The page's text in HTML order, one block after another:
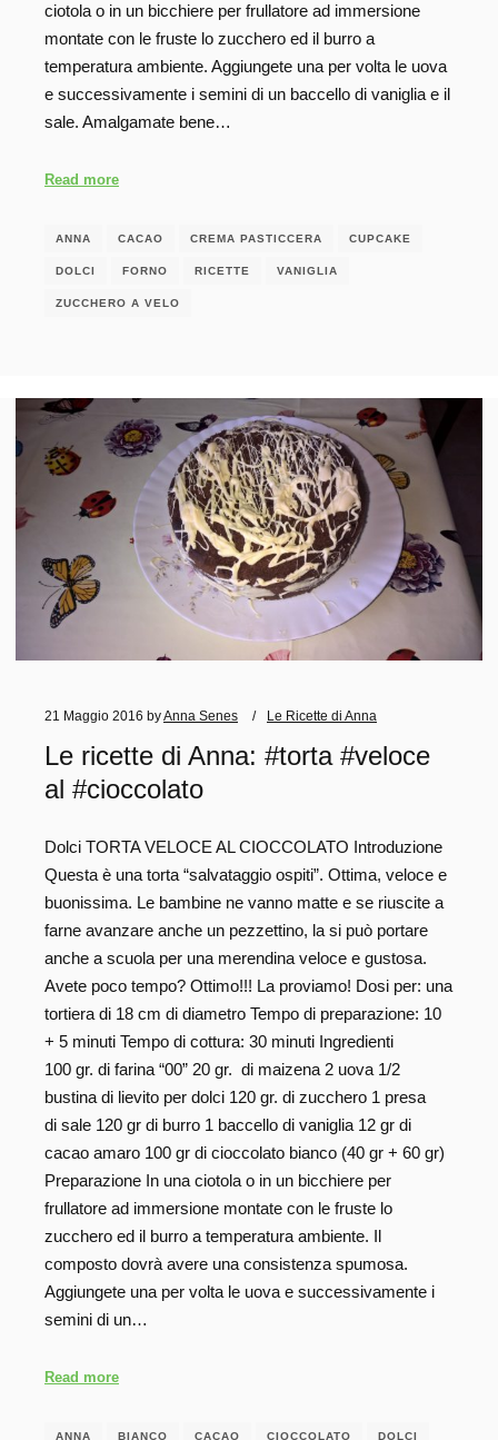
ciotola o in un bicchiere per frullatore ad immersione
montate con le fruste lo zucchero ed il burro a
temperatura ambiente. Aggiungete una per volta le uova
e successivamente i semini di un baccello di vaniglia e il
sale. Amalgamate bene…
Read more
ANNA CACAO CREMA PASTICCERA CUPCAKE
DOLCI FORNO RICETTE VANIGLIA
ZUCCHERO A VELO
21 Maggio 2016 byAnna Senes Le Ricette di Anna
Le ricette di Anna: #torta #veloce
al #cioccolato
Dolci TORTA VELOCE AL CIOCCOLATO Introduzione
Questa è una torta “salvataggio ospiti”. Ottima, veloce e
buonissima. Le bambine ne vanno matte e se riuscite a
farne avanzare anche un pezzettino, la si può portare
anche a scuola per una merendina veloce e gustosa.
Avete poco tempo? Ottimo!!! La proviamo! Dosi per: una
tortiera di 18 cm di diametro Tempo di preparazione: 10
+ 5 minuti Tempo di cottura: 30 minuti Ingredienti
100 gr. di farina “00” 20 gr. di maizena 2 uova 1/2
bustina di lievito per dolci 120 gr. di zucchero 1 presa
di sale 120 gr di burro 1 baccello di vaniglia 12 gr di
cacao amaro 100 gr di cioccolato bianco (40 gr + 60 gr)
Preparazione In una ciotola o in un bicchiere per
frullatore ad immersione montate con le fruste lo
zucchero ed il burro a temperatura ambiente. Il
composto dovrà avere una consistenza spumosa.
Aggiungete una per volta le uova e successivamente i
semini di un…
Read more
ANNA BIANCO CACAO CIOCCOLATO DOLCI